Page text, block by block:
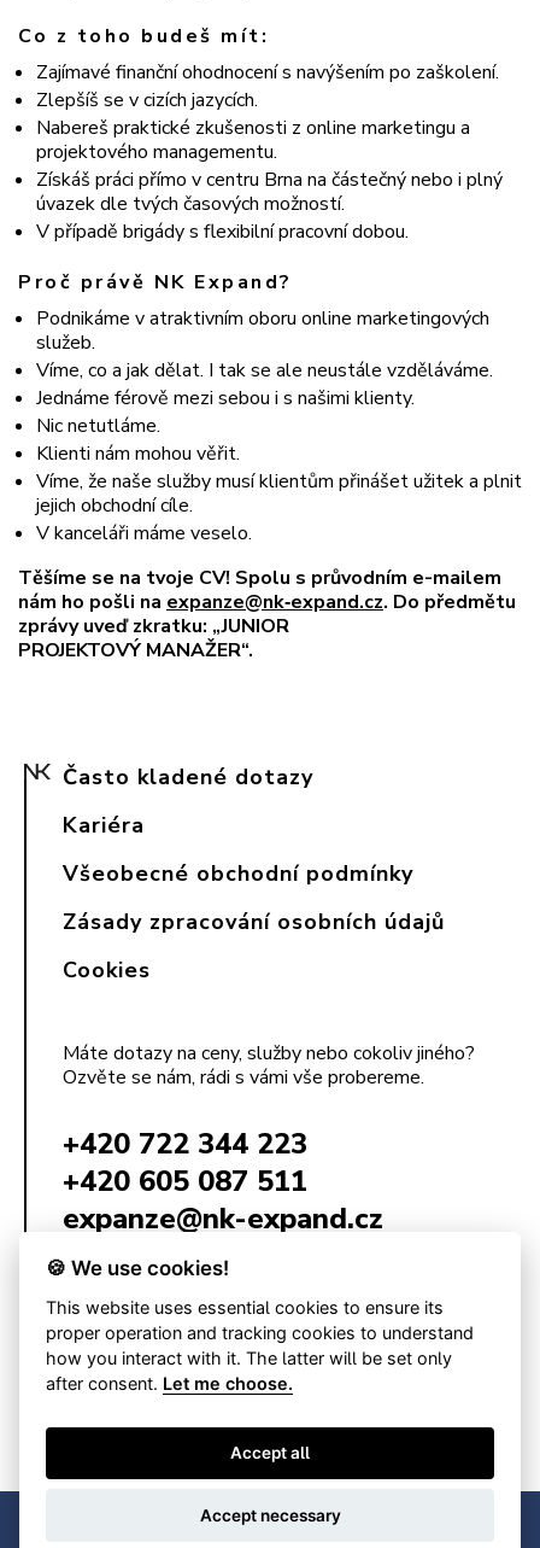
Co z toho budeš mít:
Zajímavé finanční ohodnocení s navýšením po zaškolení.
Zlepšíš se v cizích jazycích.
Nabereš praktické zkušenosti z online marketingu a
projektového managementu.
Získáš práci přímo v centru Brna na částečný nebo i plný
úvazek dle tvých časových možností.
V případě brigády s flexibilní pracovní dobou.
Proč právě NK Expand?
Podnikáme v atraktivním oboru online marketingových
služeb.
Víme, co a jak dělat. I tak se ale neustále vzděláváme.
Jednáme férově mezi sebou i s našimi klienty.
Nic netutláme.
Klienti nám mohou věřit.
Víme, že naše služby musí klientům přinášet užitek a plnit
jejich obchodní cíle.
V kanceláři máme veselo.
Těšíme se na tvoje CV! Spolu s průvodním e-mailem
nám ho pošli na expanze@nk‑expand.cz. Do předmětu
zprávy uveď zkratku: „JUNIOR
PROJEKTOVÝ MANAŽER“.
Často kladené dotazy
Kariéra
Všeobecné obchodní podmínky
Zásady zpracování osobních údajů
Cookies
Máte dotazy na ceny, služby nebo cokoliv jiného?
Ozvěte se nám, rádi s vámi vše probereme.
+420 722 344 223
+420 605 087 511
expanze@nk-expand.cz
NK Expand s.r.o.
Poštovská 68/3
602 00 Brno
Česká republika
© 2026 NK Expand s.r.o.
🍪 We use cookies!
This website uses essential cookies to ensure its
proper operation and tracking cookies to understand
how you interact with it. The latter will be set only
after consent. Let me choose.
Accept all
Accept necessary